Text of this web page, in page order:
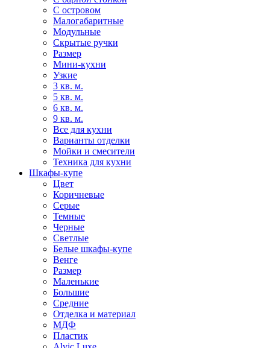
С островом
Малогабаритные
Модульные
Скрытые ручки
Размер
Мини-кухни
Узкие
3 кв. м.
5 кв. м.
6 кв. м.
9 кв. м.
Все для кухни
Варианты отделки
Мойки и смесители
Техника для кухни
Шкафы-купе
Цвет
Коричневые
Серые
Темные
Черные
Светлые
Белые шкафы-купе
Венге
Размер
Маленькие
Большие
Средние
Отделка и материал
МДФ
Пластик